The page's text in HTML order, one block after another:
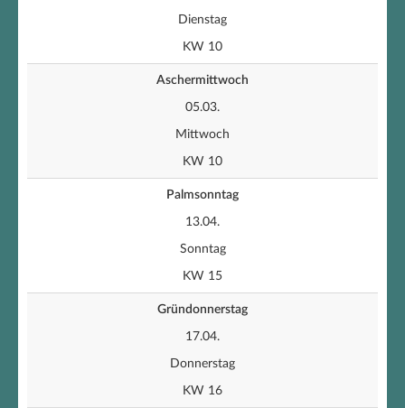
Dienstag
KW 10
Aschermittwoch
05.03.
Mittwoch
KW 10
Palmsonntag
13.04.
Sonntag
KW 15
Gründonnerstag
17.04.
Donnerstag
KW 16